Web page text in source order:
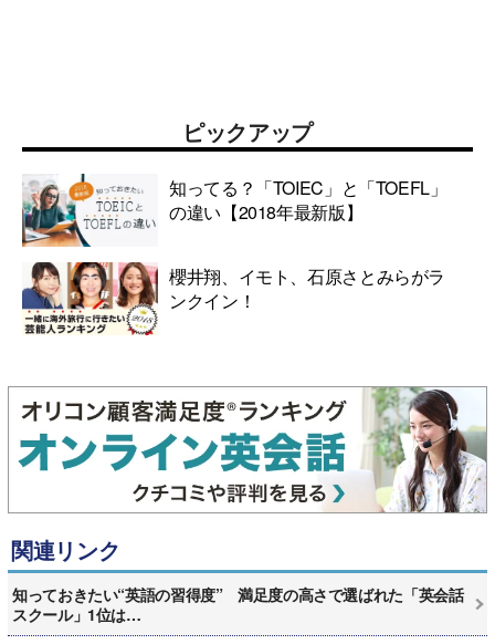
ピックアップ
知ってる？「TOIEC」と「TOEFL」
の違い【2018年最新版】
櫻井翔、イモト、石原さとみらがラ
ンクイン！
関連リンク
知っておきたい“英語の習得度” 満足度の高さで選ばれた「英会話
スクール」1位は…